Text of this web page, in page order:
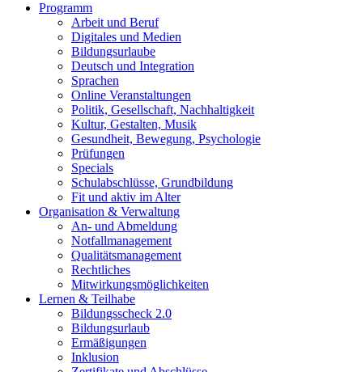
Programm
Arbeit und Beruf
Digitales und Medien
Bildungsurlaube
Deutsch und Integration
Sprachen
Online Veranstaltungen
Politik, Gesellschaft, Nachhaltigkeit
Kultur, Gestalten, Musik
Gesundheit, Bewegung, Psychologie
Prüfungen
Specials
Schulabschlüsse, Grundbildung
Fit und aktiv im Alter
Organisation & Verwaltung
An- und Abmeldung
Notfallmanagement
Qualitätsmanagement
Rechtliches
Mitwirkungsmöglichkeiten
Lernen & Teilhabe
Bildungsscheck 2.0
Bildungsurlaub
Ermäßigungen
Inklusion